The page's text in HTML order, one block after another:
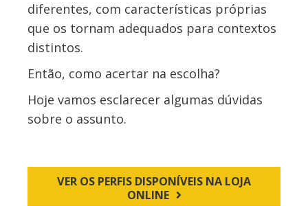
diferentes, com características próprias
que os tornam adequados para contextos
distintos.
Então, como acertar na escolha?
Hoje vamos esclarecer algumas dúvidas
sobre o assunto.
VER OS PERFIS DISPONÍVEIS NA LOJA
ONLINE